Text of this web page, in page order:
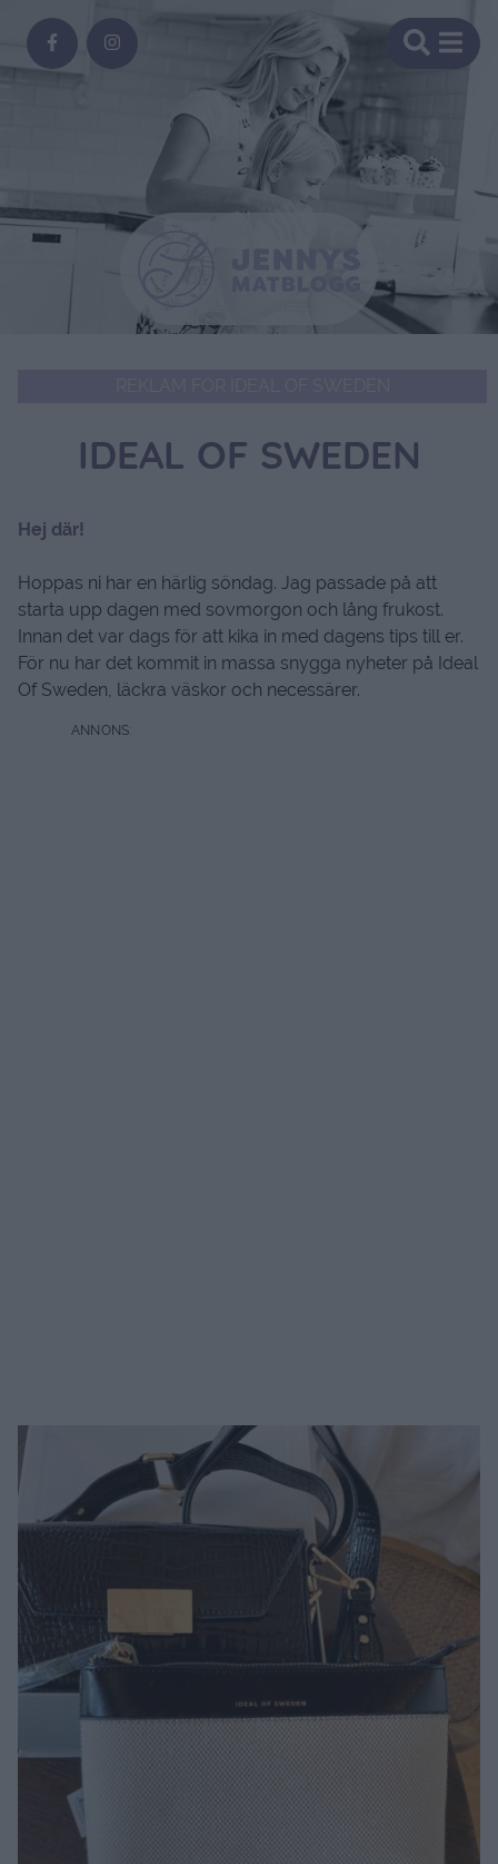
IDEAL OF SWEDEN
Hej där!
Hoppas ni har en härlig söndag. Jag passade på att
starta upp dagen med sovmorgon och lång frukost.
Innan det var dags för att kika in med dagens tips till er.
För nu har det kommit in massa snygga nyheter på Ideal
Of Sweden, läckra väskor och necessärer.